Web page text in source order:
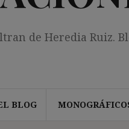
de Heredia Ruiz.
BLOG